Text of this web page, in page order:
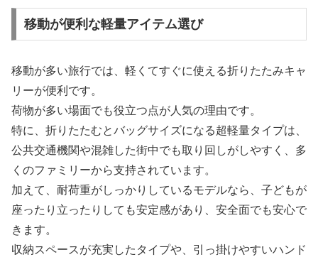
移動が便利な軽量アイテム選び
移動が多い旅行では、軽くてすぐに使える折りたたみキャ
リーが便利です。
荷物が多い場面でも役立つ点が人気の理由です。
特に、折りたたむとバッグサイズになる超軽量タイプは、
公共交通機関や混雑した街中でも取り回しがしやすく、多
くのファミリーから支持されています。
加えて、耐荷重がしっかりしているモデルなら、子どもが
座ったり立ったりしても安定感があり、安全面でも安心で
きます。
収納スペースが充実したタイプや、引っ掛けやすいハンド